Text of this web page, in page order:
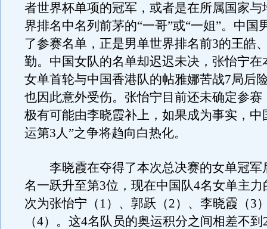
者世界杯单项的冠军，或者是在所属国家与
界排名中名列前茅的“一哥”或“一姐”。中国
了参赛名单，正是男单世界排名前3的王皓
勤。中国女队的名单却迟迟未决，张怡宁在
女单首轮与中国香港队的帖雅娜苦战7局后
也因此意外受伤。张怡宁目前还未确定参赛
极有可能由李晓霞补上，如果成为事实，中
运第3人”之争将趋向白热化。
李晓霞在夺得了本次总决赛的女单冠军
名一跃升至第3位，现在中国队4名女单主
次为张怡宁（1）、郭跃（2）、李晓霞（3
（4）。这4名队员的奥运积分之间相差不到